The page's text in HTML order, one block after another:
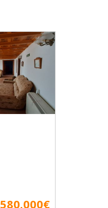
580.000€